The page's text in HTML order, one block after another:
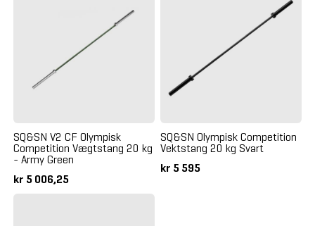
SQ&SN V2 CF Olympisk
Competition Vægtstang 20 kg
- Army Green
kr 5 006,25
SQ&SN Olympisk Competition
Vektstang 20 kg Svart
kr 5 595